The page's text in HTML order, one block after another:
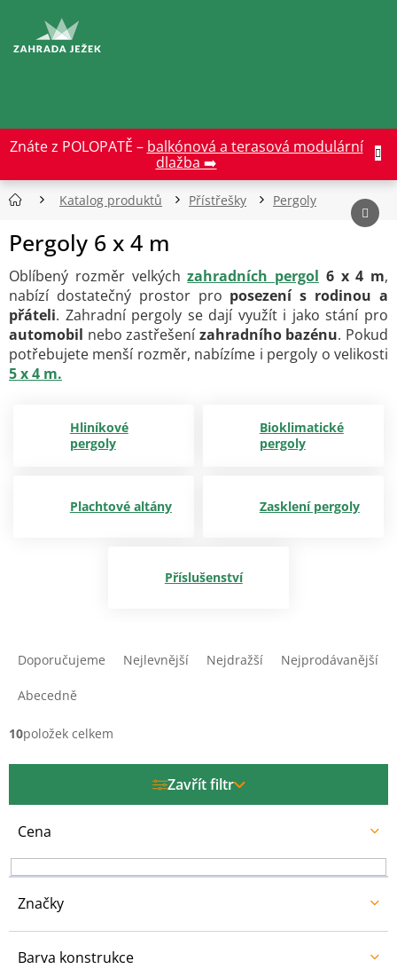
obsah
Znáte z POLOPATĚ – balkónová a terasová modulární
dlažba ➡️
Katalog produktů Přístřešky Pergoly
Pergoly 6 x 4 m
Oblíbený rozměr velkýchzahradních pergol 6 x 4 m,
nabízí dostatečný prostor pro posezení s rodinou a
přáteli. Zahradní pergoly se dají využít i jako stání pro
automobil nebo zastřešenízahradního bazénu. Pokud
potřebujete menší rozměr, nabízíme i pergoly o velikosti
5 x 4 m.
Hliníkové
pergoly
Bioklimatické
pergoly
Plachtové altány Zasklení pergoly
Příslušenství
í
k
t
Doporučujeme Nejlevnější Nejdražší Nejprodávanější
Abecedně
10položek celkem
Zavřít filtr
Cena
Značky
Barva konstrukce